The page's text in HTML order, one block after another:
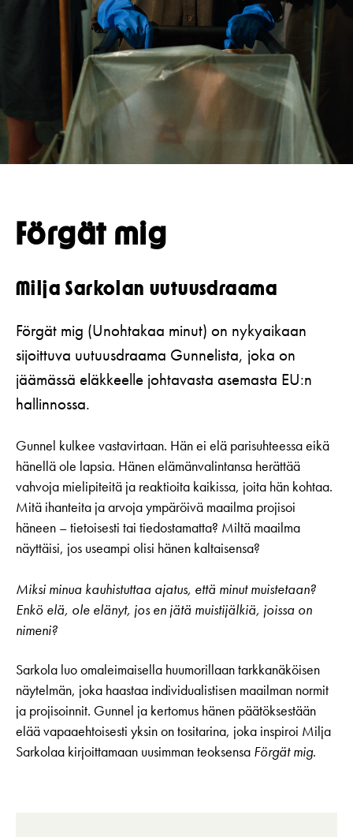
Lahjakortti
Katsomokartta
Usein kysytyt kysymykset
Saavutettavuus
Opastus
Teatterin toiminta
Historia
Töihin meille
Yhteystiedot
Medialle
Svenska Teatern Live
Förgät mig
Milja Sarkolan uutuusdraama
Förgät mig (Unohtakaa minut) on nykyaikaan
sijoittuva uutuusdraama Gunnelista, joka on
jäämässä eläkkeelle johtavasta asemasta EU:n
hallinnossa.
Gunnel kulkee vastavirtaan. Hän ei elä parisuhteessa eikä
hänellä ole lapsia. Hänen elämänvalintansa herättää
vahvoja mielipiteitä ja reaktioita kaikissa, joita hän kohtaa.
Mitä ihanteita ja arvoja ympäröivä maailma projisoi
häneen – tietoisesti tai tiedostamatta? Miltä maailma
näyttäisi, jos useampi olisi hänen kaltaisensa?
Miksi minua kauhistuttaa ajatus, että minut muistetaan?
Enkö elä, ole elänyt, jos en jätä muistijälkiä, joissa on
nimeni?
Sarkola luo omaleimaisella huumorillaan tarkkanäköisen
näytelmän, joka haastaa individualistisen maailman normit
ja projisoinnit. Gunnel ja kertomus hänen päätöksestään
elää vapaaehtoisesti yksin on tositarina, joka inspiroi Milja
Sarkolaa kirjoittamaan uusimman teoksensa Förgät mig.